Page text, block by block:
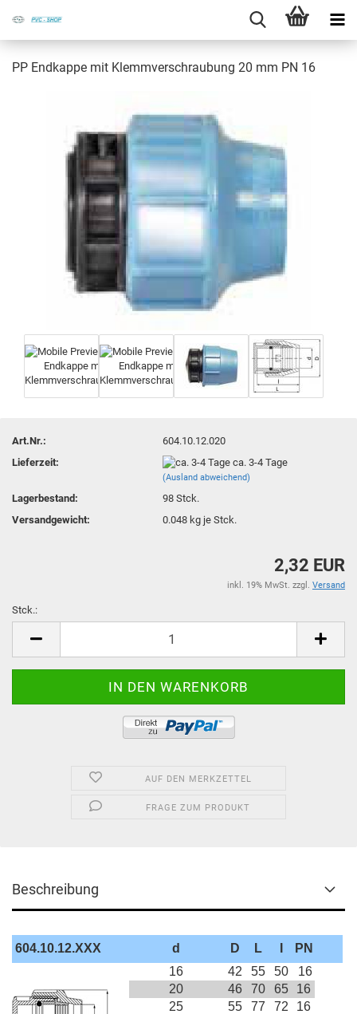
PP End­kap­pe mit Klemm­ver­schrau­bung 20 mm PN 16
Art.Nr.:
604.10.12.020
Lieferzeit:
ca. 3-4 Tage
(Ausland abweichend)
Lagerbestand: 98Stck.
Versandgewicht:
0.048 kg je Stck.
2,32 EUR
inkl. 19% MwSt. zzgl. Versand
Stck.:
AUF DEN MERKZETTEL
FRAGE ZUM PRODUKT
Beschreibung
604.10.12.XXX d D L
PN
16
42 55 50
16
20
46 70 65
16
25
55 77 72
16